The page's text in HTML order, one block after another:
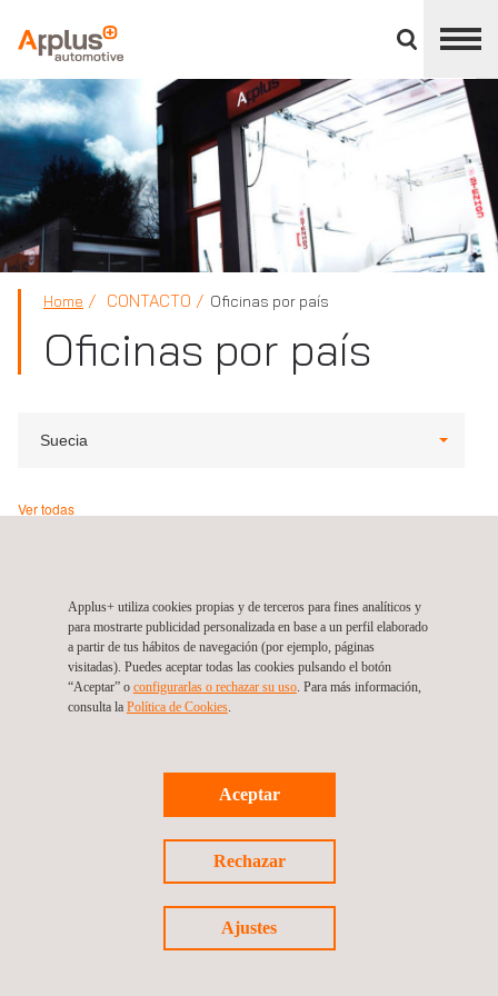
panel
APPLUS+
Home CONTACTO Oficinas por país
Oficinas por país
Suecia
Ver todas
Källvattengatan 7 21223 Malmo Suecia
0774-400 800
https://besikta.se/
Email.:kundtjanst@besikta.se
©2026 Applus+
Applus+ utiliza cookies propias y de terceros para fines analíticos y
para mostrarte publicidad personalizada en base a un perfil elaborado
a partir de tus hábitos de navegación (por ejemplo, páginas
visitadas). Puedes aceptar todas las cookies pulsando el botón
“Aceptar” o configurarlas o rechazar su uso. Para más información,
consulta la Política de Cookies.
Aceptar
Rechazar
Ajustes